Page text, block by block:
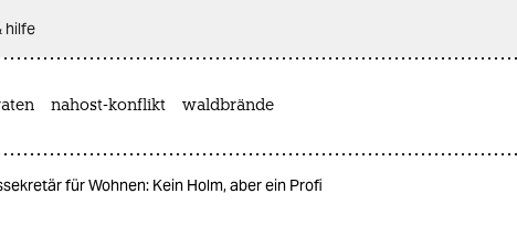
hilfe
nahost-konflikt waldbrände
für Wohnen: Kein Holm, aber ein Profi